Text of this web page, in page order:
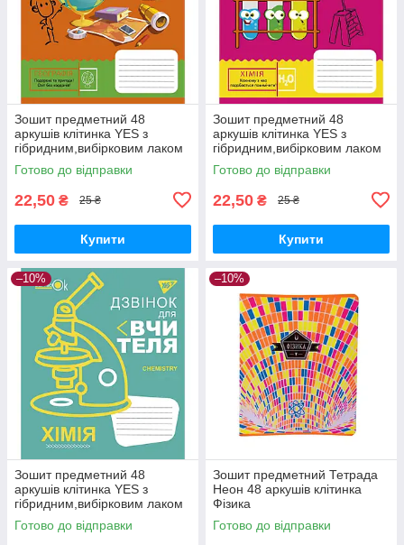
Зошит предметний 48
аркушів клітинка YES з
гібридним,вибірковим лаком
ГЕОГРАФІЯ (Cool school
subjects)
Готово до відправки
22,50 ₴ 25 ₴
Купити
Зошит предметний 48
аркушів клітинка YES з
гібридним,вибірковим лаком
ХІМІЯ (Cool school subjects)
Готово до відправки
22,50 ₴ 25 ₴
Купити
–10%
Зошит предметний 48
аркушів клітинка YES з
гібридним,вибірковим лаком
ХІМІЯ (Fun school subjects)
Готово до відправки
–10%
Зошит предметний Тетрада
Неон 48 аркушів клітинка
Фізика
Готово до відправки